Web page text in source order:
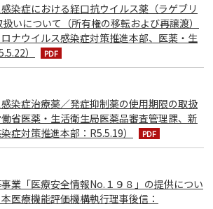
染症における経口抗ウイルス薬（ラゲブリ
いについて（所有権の移転および再譲渡）
ロナウイルス感染症対策推進本部、医薬・生
）
染症治療薬／発症抑制薬の使用期限の取扱
省医薬・生活衛生局医薬品審査管理課、新
症対策推進本部：R5.5.19）
業「医療安全情報No.１９８」の提供につい
医療機能評価機構執行理事後信：